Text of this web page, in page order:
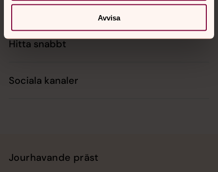
Avvisa
Kalender
Hitta snabbt
Sociala kanaler
Jourhavande präst